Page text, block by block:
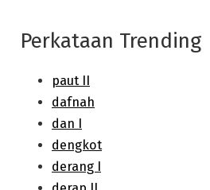
Perkataan Trending